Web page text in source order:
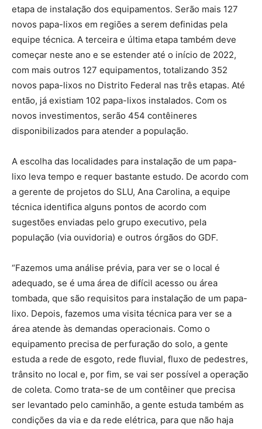
etapa de instalação dos equipamentos. Serão mais 127
novos papa-lixos em regiões a serem definidas pela
equipe técnica. A terceira e última etapa também deve
começar neste ano e se estender até o início de 2022,
com mais outros 127 equipamentos, totalizando 352
novos papa-lixos no Distrito Federal nas três etapas. Até
então, já existiam 102 papa-lixos instalados. Com os
novos investimentos, serão 454 contêineres
disponibilizados para atender a população.
A escolha das localidades para instalação de um papa-
lixo leva tempo e requer bastante estudo. De acordo com
a gerente de projetos do SLU, Ana Carolina, a equipe
técnica identifica alguns pontos de acordo com
sugestões enviadas pelo grupo executivo, pela
população (via ouvidoria) e outros órgãos do GDF.
“Fazemos uma análise prévia, para ver se o local é
adequado, se é uma área de difícil acesso ou área
tombada, que são requisitos para instalação de um papa-
lixo. Depois, fazemos uma visita técnica para ver se a
área atende às demandas operacionais. Como o
equipamento precisa de perfuração do solo, a gente
estuda a rede de esgoto, rede fluvial, fluxo de pedestres,
trânsito no local e, por fim, se vai ser possível a operação
de coleta. Como trata-se de um contêiner que precisa
ser levantado pelo caminhão, a gente estuda também as
condições da via e da rede elétrica, para que não haja